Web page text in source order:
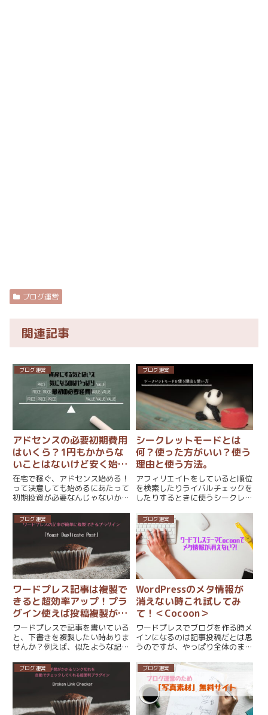
ブログ運営
関連記事
ブログ運営
アドセンスの必要初期費用
はいくら？1円もかからな
いことはないけど安く始め
られる！
在宅で稼ぐ、アドセンス始める！
って決意しても始めるにあたって
初期投資が必要なんじゃないかと
なことだとわかっていても、主婦
だと初めにかかるお金に関しては
気になるものです。お金稼ごうと
思っているのに、使っちゃうだ
け...
ブログ運営
シークレットモードとは
何？使った方がいい？使う
理由と使う方法。
アフィリエイトをしていると順位
を検索したりライバルチェックを
したりするときに使うシークレッ
るなら、世間の一般的な環境のも
とチェックをしなければ意味があ
りません。誰かの好みに偏った検
索結果になってしまっている
と、...
ブログ運営
ワードプレス記事は複製で
きると超効率アップ！プラ
グイン使えば投稿複製が一
瞬！
ワードプレスで記事を書いている
と、下書きを複製したい時ありま
せんか？例えば、似たような記事
ある程度同じような感じにしたい
場合とかです。元の投稿を一度開
いて、コピーして、記事を新規作
成して、ペースト・・この流れ
ブログ運営
WordPressのメタ情報が
消えない時これ試してみ
て！＜Cocoon＞
ワードプレスでブログを作る時メ
インになるのは記事投稿だとは思
うのですが、やっぱり全体のまと
なりませんか？で、ふと自分のブ
ログをチェックしているとサイド
バーに「メタ情報」が表示されて
いる。メタ情報とはWordpr...
ブログ運営 ブログ運営